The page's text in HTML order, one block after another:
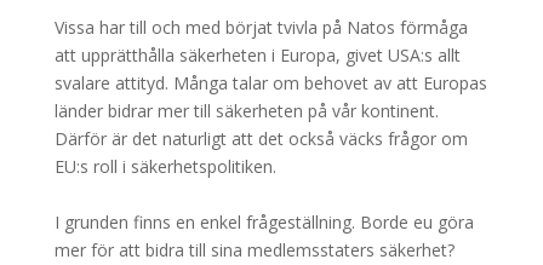
Vissa har till och med börjat tvivla på Natos förmåga
att upprätthålla säkerheten i Europa, givet USA:s allt
svalare attityd. Många talar om behovet av att Europas
länder bidrar mer till säkerheten på vår kontinent.
Därför är det naturligt att det också väcks frågor om
EU:s roll i säkerhetspolitiken.
I grunden finns en enkel frågeställning. Borde eu göra
mer för att bidra till sina medlemsstaters säkerhet?